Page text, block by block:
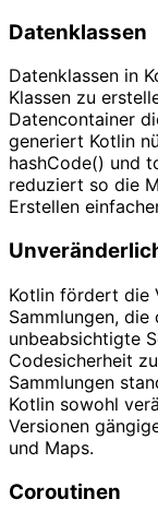
Datenklassen
Datenklassen in
Klassen zu
Datencontainer
generiert Kotlin
hashCode() und
reduziert so die
Erstellen
Kotlin fördert die
Sammlungen,
unbeabsichtigte
Codesicherheit
Sammlungen
Kotlin sowohl
Versionen
und Maps.
Coroutinen